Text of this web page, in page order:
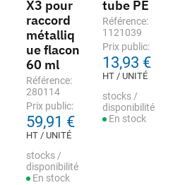
X3 pour
raccord
métalliq
ue flacon
60 ml
Référence:
280114
Prix public:
59,91 €
HT / UNITÉ
stocks /
disponibilité
En stock
tube PE
Référence:
1121039
Prix public:
13,93 €
HT / UNITÉ
stocks /
disponibilité
En stock